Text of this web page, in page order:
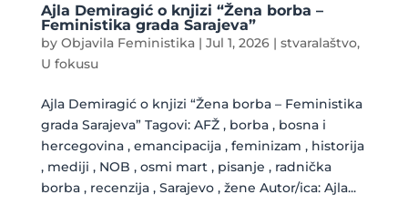
Ajla Demiragić o knjizi “Žena borba –
Feministika grada Sarajeva”
by Objavila Feministika| Jul 1, 2026| stvaralaštvo,
U fokusu
Ajla Demiragić o knjizi “Žena borba – Feministika
grada Sarajeva” Tagovi: AFŽ , borba , bosna i
hercegovina , emancipacija , feminizam , historija
, mediji , NOB , osmi mart , pisanje , radnička
borba , recenzija , Sarajevo , žene Autor/ica: Ajla...